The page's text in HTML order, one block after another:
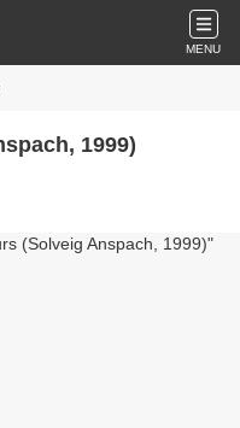
MENU
1999)